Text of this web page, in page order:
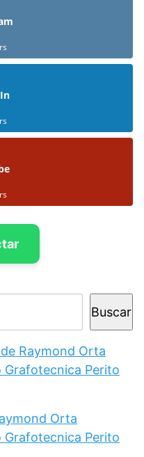
Buscar
Raymond Orta
Grafotecnica Perito
Orta
Grafotecnica Perito